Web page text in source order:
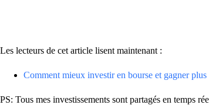
Les lecteurs de cet article lisent maintenant :
Comment mieux investir en bourse et gagner
PS: Tous mes investissements sont partagés en temps